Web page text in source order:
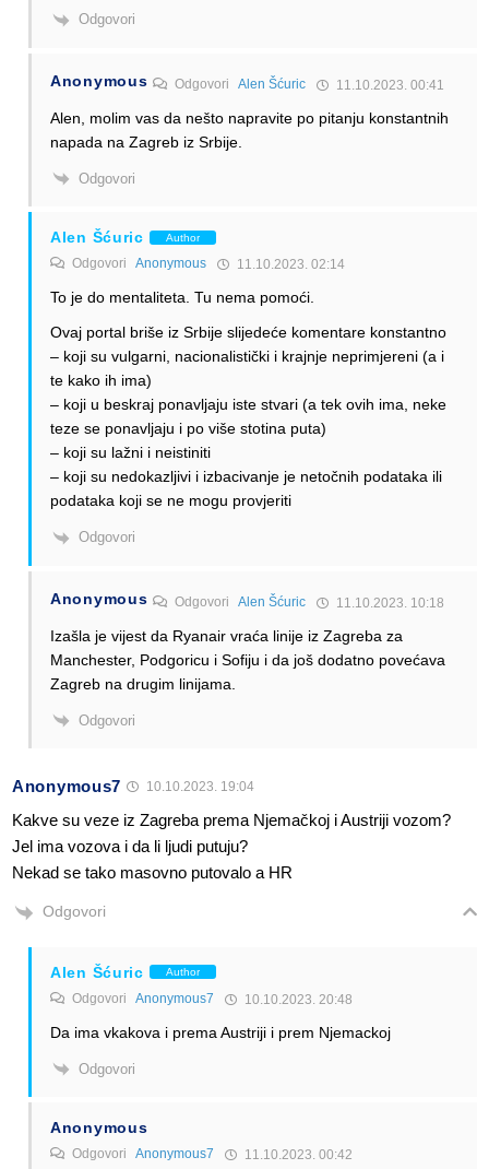
Odgovori
Anonymous OdgovoriAlen Šćuric 11.10.2023. 00:41
Alen, molim vas da nešto napravite po pitanju konstantnih
napada na Zagreb iz Srbije.
Odgovori
Alen Šćuric Author
Odgovori Anonymous 11.10.2023. 02:14
To je do mentaliteta. Tu nema pomoći.
Ovaj portal briše iz Srbije slijedeće komentare konstantno
– koji su vulgarni, nacionalistički i krajnje neprimjereni (a i
te kako ih ima)
– koji u beskraj ponavljaju iste stvari (a tek ovih ima, neke
teze se ponavljaju i po više stotina puta)
– koji su lažni i neistiniti
– koji su nedokazljivi i izbacivanje je netočnih podataka ili
podataka koji se ne mogu provjeriti
Odgovori
Anonymous OdgovoriAlen Šćuric 11.10.2023. 10:18
Izašla je vijest da Ryanair vraća linije iz Zagreba za
Manchester, Podgoricu i Sofiju i da još dodatno povećava
Zagreb na drugim linijama.
Odgovori
Anonymous7 10.10.2023. 19:04
Kakve su veze iz Zagreba prema Njemačkoj i Austriji vozom?
Jel ima vozova i da li ljudi putuju?
Nekad se tako masovno putovalo a HR
Odgovori
Alen Šćuric Author
Odgovori Anonymous7 10.10.2023. 20:48
Da ima vkakova i prema Austriji i prem Njemackoj
Odgovori
Anonymous
Odgovori Anonymous7 11.10.2023. 00:42